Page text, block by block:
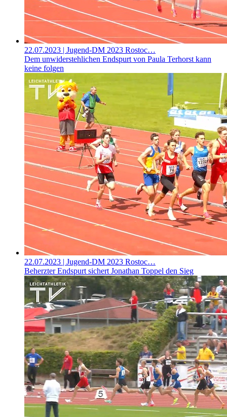
22.07.2023 | Jugend-DM 2023 Rostoc…
Dem unwiderstehlichen Endspurt von Paula Terhorst kann
keine folgen
22.07.2023 | Jugend-DM 2023 Rostoc…
Beherzter Endspurt sichert Jonathan Toppel den Sieg